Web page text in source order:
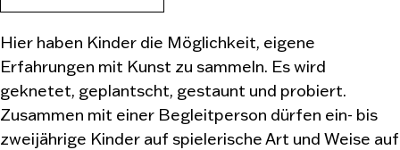
Hier haben Kinder die Möglichkeit, eigene
Erfahrungen mit Kunst zu sammeln. Es wird
geknetet, geplantscht, gestaunt und probiert.
Zusammen mit einer Begleitperson dürfen ein- bis
zweijährige Kinder auf spielerische Art und Weise auf